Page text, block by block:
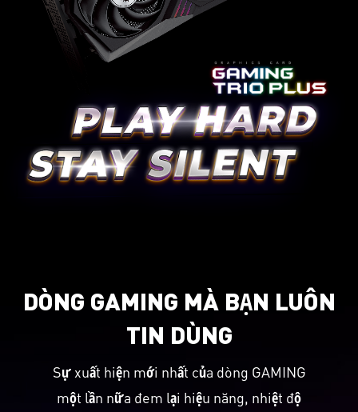
DÒNG GAMING MÀ BẠN LUÔN
TIN DÙNG
Sự xuất hiện mới nhất của dòng GAMING
một lần nữa đem lại hiệu năng, nhiệt độ